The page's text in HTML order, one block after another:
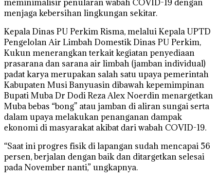
meminimalisir penularan wabah COVID-19 dengan
menjaga kebersihan lingkungan sekitar.
Kepala Dinas PU Perkim Risma, melalui Kepala UPTD
Pengelolan Air Limbah Domestik Dinas PU Perkim,
Kukun menerangkan terkait kegiatan penyediaan
prasarana dan sarana air limbah (jamban individual)
padat karya merupakan salah satu upaya pemerintah
Kabupaten Musi Banyuasin dibawah kepemimpinan
Bupati Muba Dr Dodi Reza Alex Noerdin menargetkan
Muba bebas “bong” atau jamban di aliran sungai serta
dalam upaya melakukan penanganan dampak
ekonomi di masyarakat akibat dari wabah COVID-19.
“Saat ini progres fisik di lapangan sudah mencapai 56
persen, berjalan dengan baik dan ditargetkan selesai
pada November nanti,” ungkapnya.